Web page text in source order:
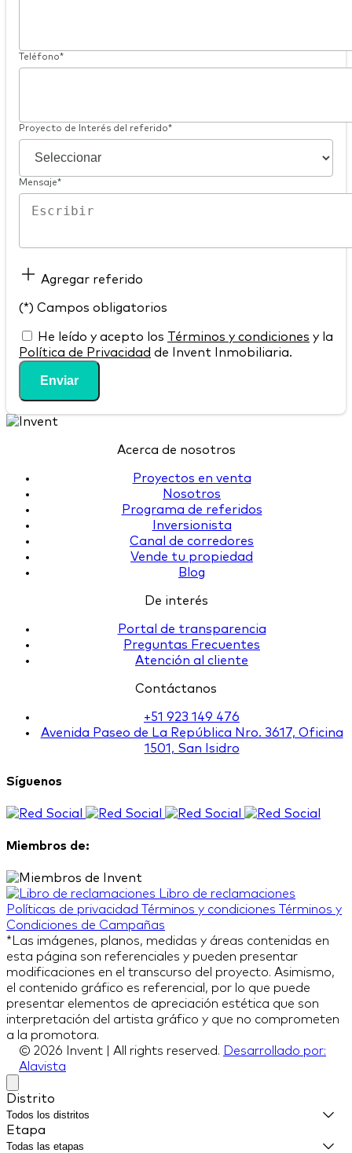
Teléfono*
Proyecto de Interés del referido*
Mensaje*
Agregar referido
(*) Campos obligatorios
He leído y acepto los Términos y condiciones y la
Política de Privacidad de Invent Inmobiliaria.
Enviar
Acerca de nosotros
Proyectos en venta
Nosotros
Programa de referidos
Inversionista
Canal de corredores
Vende tu propiedad
Blog
De interés
Portal de transparencia
Preguntas Frecuentes
Atención al cliente
Contáctanos
+51 923 149 476
Avenida Paseo de La República Nro. 3617, Oficina
1501, San Isidro
Síguenos
Miembros de:
Libro de reclamaciones
Políticas de privacidad
Términos y condiciones
Términos y
Condiciones de Campañas
*Las imágenes, planos, medidas y áreas contenidas en
esta página son referenciales y pueden presentar
modificaciones en el transcurso del proyecto. Asimismo,
el contenido gráfico es referencial, por lo que puede
presentar elementos de apreciación estética que son
interpretación del artista gráfico y que no comprometen
a la promotora.
© 2026 Invent | All rights reserved. Desarrollado por:
Alavista
Distrito
Etapa